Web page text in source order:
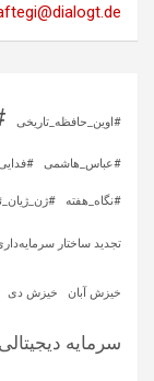
#اوین_حافظه_تاریخی
#عباس_هاشمی
#نگاه_هفته
تجدید ساختار
خیزش آبان خیزش دی
سرمایه‌ دیجیتالی